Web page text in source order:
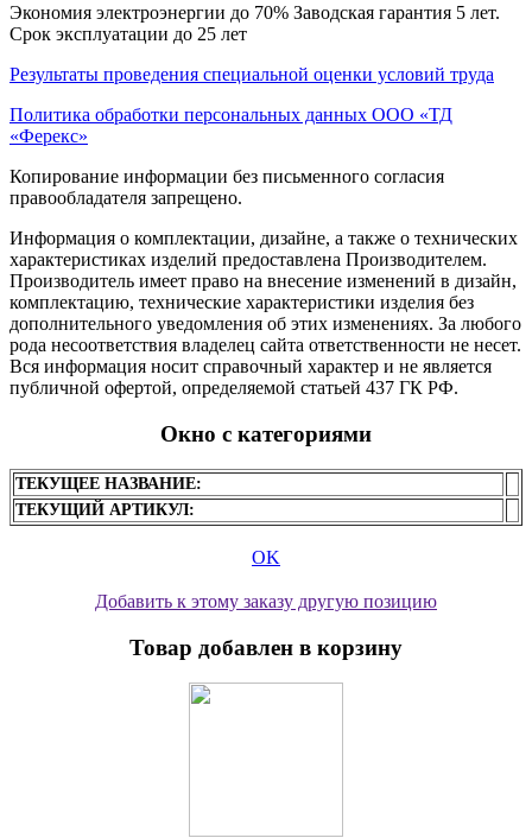
Экономия электроэнергии до 70% Заводская гарантия 5 лет.
Срок эксплуатации до 25 лет
Результаты проведения специальной оценки условий труда
Политика обработки персональных данных ООО «ТД
«Ферекс»
Копирование информации без письменного согласия
правообладателя запрещено.
Информация о комплектации, дизайне, а также о технических
характеристиках изделий предоставлена Производителем.
Производитель имеет право на внесение изменений в дизайн,
комплектацию, технические характеристики изделия без
дополнительного уведомления об этих изменениях. За любого
рода несоответствия владелец сайта ответственности не несет.
Вся информация носит справочный характер и не является
публичной офертой, определяемой статьей 437 ГК РФ.
Окно с категориями
ТЕКУЩЕЕ НАЗВАНИЕ:
ТЕКУЩИЙ АРТИКУЛ:
OK
Добавить к этому заказу другую позицию
Товар добавлен в корзину